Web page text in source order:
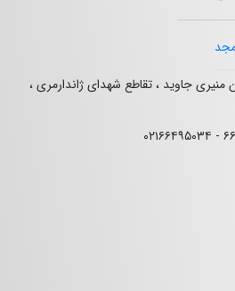
منیری جاوید ، تقاطع شهدای ژاندارمری ،